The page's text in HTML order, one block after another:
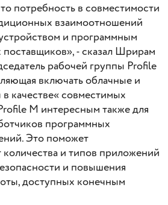
потребность в совместимости
взаимоотношений
и программным
- сказал Шрирам
рабочей группы Profile
включать облачные и
качестве« совместимых
M интересным также для
программных
Это поможет
количества и типов приложений
и повышения
доступных конечным